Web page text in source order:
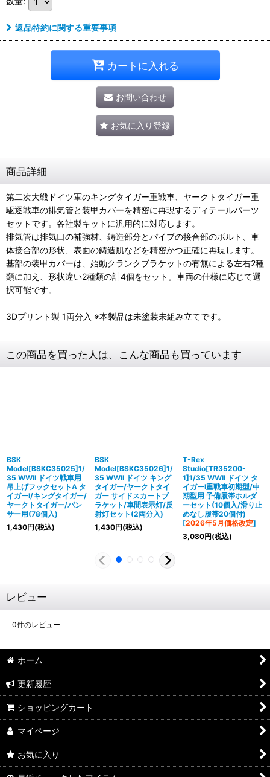
返品特約に関する重要事項
カートに入れる
お問い合わせ
お気に入り登録
商品詳細
第二次大戦ドイツ軍のキングタイガー重戦車、ヤークトタイガー重
駆逐戦車の排気管と装甲カバーを精密に再現するディテールパーツ
セットです。各社製キットに汎用的に対応します。
排気管は排気口の補強材、鋳造部分とパイプの接合部のボルト、車
体接合部の形状、表面の鋳造肌などを精密かつ正確に再現します。
基部の装甲カバーは、始動クランクブラケットの有無による左右2種
類に加え、形状違い2種類の計4個をセット。車両の仕様に応じて選
択可能です。
3Dプリント製 1両分入 ※本製品は未塗装未組み立てです。
この商品を買った人は、こんな商品も買っています
BSK
Model[BSKC35025]1/
35 WWII ドイツ戦車用
吊上げフックセットA タ
イガーI/キングタイガー/
ヤークトタイガー/パン
サー用(78個入)
1,430円(税込)
BSK
Model[BSKC35026]1/
35 WWII ドイツ キング
タイガー/ヤークトタイ
ガー サイドスカートブ
ラケット/車間表示灯/反
射灯セット(2両分入)
1,430円(税込)
T-Rex
Studio[TR35200-
1]1/35 WWII ドイツ タ
イガーI重戦車初期型/中
期型用 予備履帯ホルダ
ーセット(10個入/滑り止
めなし履帯20個付)
[2026年5月価格改定]
3,080円(税込)
レビュー
0件のレビュー
ホーム
更新履歴
ショッピングカート
マイページ
お気に入り